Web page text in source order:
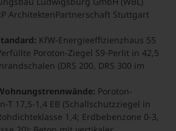
ArchitektenPartnerschaft Stuttgart
KfW-Energieeffizienzhaus 55
Poroton-Ziegel S9-Perlit in 42,5
(DRS 200, DRS 300 im
Poroton-
T 17,5-1,4 EB (Schallschutzziegel in
1,4; Erdbebenzone 0-3,